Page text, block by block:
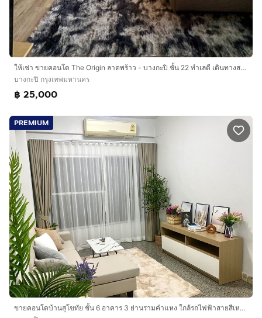
ให้เช่า ขายคอนโด The Origin ลาดพร้าว - บางกะปิ ชั้น 22 ทำเลดี เดินทางสะดวก ใกล้เดอะมอลล์บางกะปิ
บางกะปิ กรุงเทพมหานคร
฿ 25,000
PREMIUM
ขายคอนโดบ้านสุโขทัย ชั้น 6 อาคาร 3 ย่านรามคำแหง ใกล้รถไฟฟ้าสายสีเหลืองสถานีแยกลำสาลี และ สายสีส้มสถานีรามคำแหง 34